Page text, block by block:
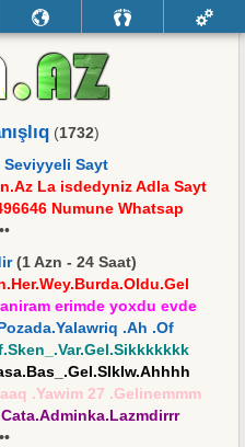
(1732)
Seviyyeli Sayt
La isdedyniz Adla Sayt
Numune Whatsap
(1 Azn - 24 Saat)
erimde yoxdu evde
.Ah .Of
.Yawim 27 .Gelinemmm